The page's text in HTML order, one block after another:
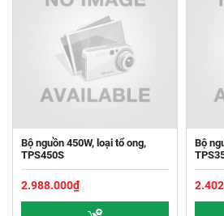
Bộ nguồn 450W, loại tổ ong,
TPS450S
2.988.000₫
Bộ